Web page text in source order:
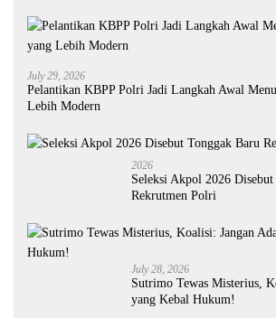
July 29, 2026
Pelantikan KBPP Polri Jadi Langkah Awal
Lebih Modern
2026
Seleksi Akpol 2026
Rekrutmen Polri
July 28, 2026
Sutrimo Tewas Misterius,
yang Kebal Hukum!